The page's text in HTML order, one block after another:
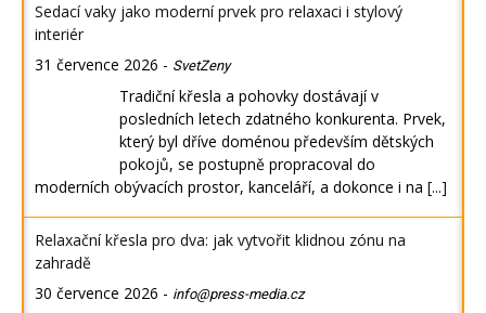
Sedací vaky jako moderní prvek pro relaxaci i stylový
interiér
31 července 2026 - SvetZeny
Tradiční křesla a pohovky dostávají v
posledních letech zdatného konkurenta. Prvek,
který byl dříve doménou především dětských
pokojů, se postupně propracoval do
moderních obývacích prostor, kanceláří, a dokonce i na [...]
Relaxační křesla pro dva: jak vytvořit klidnou zónu na
zahradě
30 července 2026 - info@press-media.cz